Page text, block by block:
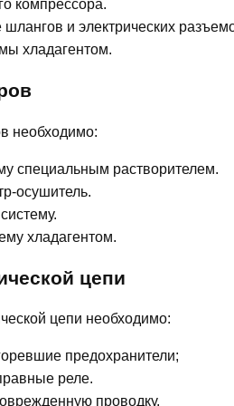
компрессора.
и электрических
хладагентом.
необходимо:
специальным растворителем.
осушитель.
хладагентом.
цепи
цепи необходимо:
предохранители;
реле.
проводку.